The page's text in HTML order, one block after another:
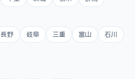
長野 岐阜 三重 富山 石川